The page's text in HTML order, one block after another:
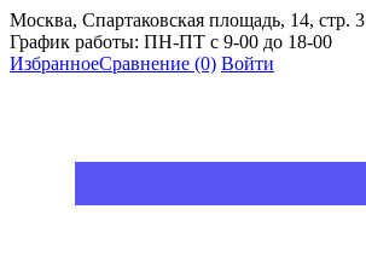
Москва, Спартаковская площадь, 14, стр. 3
График работы: ПН-ПТ с 9-00 до 18-00
ИзбранноеСравнение (0) Войти